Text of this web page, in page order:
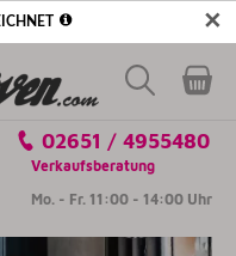
✕
ABONNIEREN
02651 / 4955480
Verkaufsberatung
Mo. - Fr. 11:00 - 14:00 Uhr